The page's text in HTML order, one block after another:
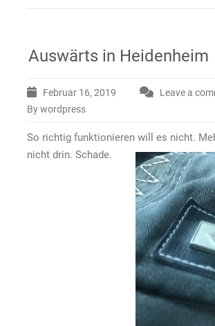
Auswärts in Heidenheim
Februar 16, 2019
Leave a
By wordpress
So richtig funktionieren will es nicht.
nicht drin. Schade.